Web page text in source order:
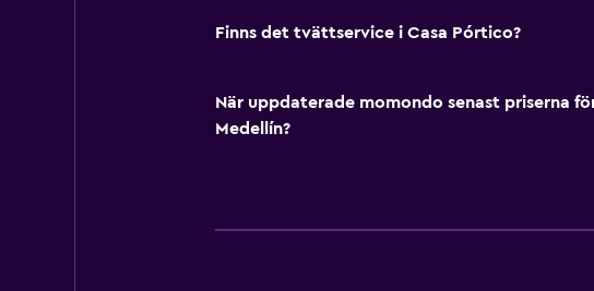
Finns det tvättservice i Casa Pórtico?
När uppdaterade momondo senast priserna
Medellín?